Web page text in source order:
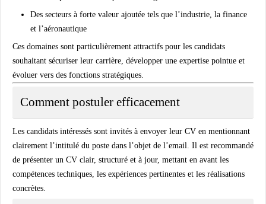
Des secteurs à forte valeur ajoutée tels que l’industrie, la finance
et l’aéronautique
Ces domaines sont particulièrement attractifs pour les candidats
souhaitant sécuriser leur carrière, développer une expertise pointue et
évoluer vers des fonctions stratégiques.
Comment postuler efficacement
Les candidats intéressés sont invités à envoyer leur CV en mentionnant
clairement l’intitulé du poste dans l’objet de l’email. Il est recommandé
de présenter un CV clair, structuré et à jour, mettant en avant les
compétences techniques, les expériences pertinentes et les réalisations
concrètes.